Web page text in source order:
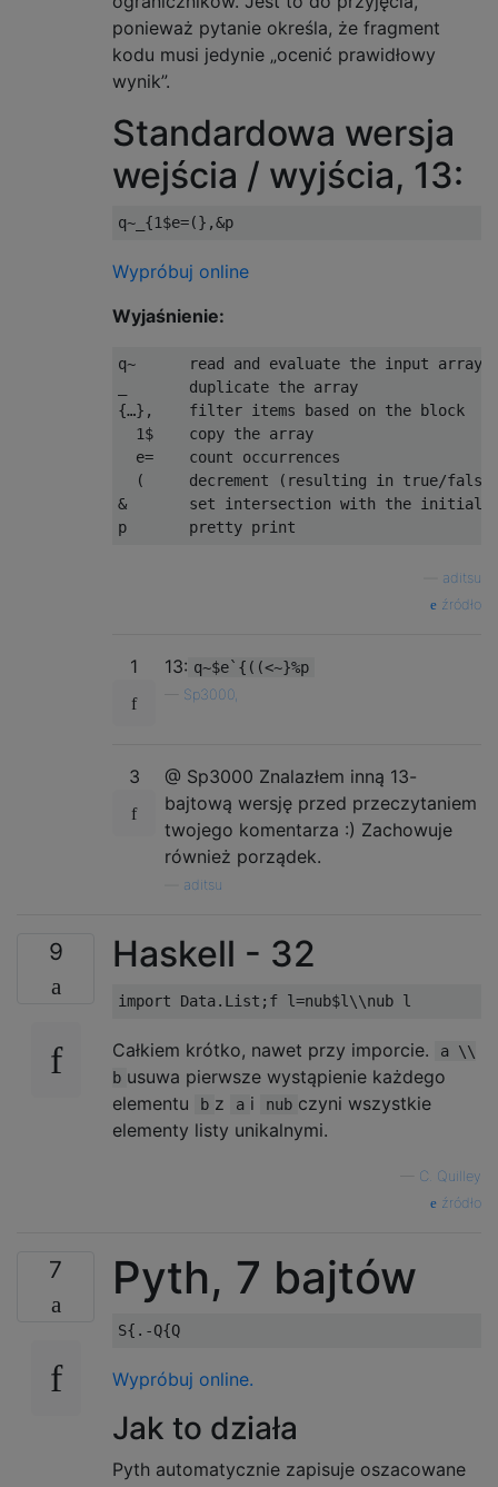
ponieważ pytanie określa, że ​​fragment
kodu musi jedynie „ocenić prawidłowy
wynik”.
Standardowa wersja
wejścia / wyjścia, 13:
Wypróbuj online
Wyjaśnienie:
q~      read and evaluate the input array
_       duplicate the array
{…},    filter items based on the block
  1$    copy the array
  e=    count occurrences
(     decrement (resulting in true/
&       set intersection with the initial
aditsu
źródło
1 13: q~$e`{((<~}%p
Sp3000,
3
@ Sp3000 Znalazłem inną 13-
bajtową wersję przed przeczytaniem
twojego komentarza :) Zachowuje
również porządek.
aditsu
9 Haskell - 32
Całkiem krótko, nawet przy imporcie.
a \\
b usuwa pierwsze wystąpienie każdego
elementu
b z a i nub czyni wszystkie
elementy listy unikalnymi.
C. Quilley
źródło
7 Pyth, 7 bajtów
Wypróbuj online.
Jak to działa
Pyth automatycznie zapisuje oszacowane